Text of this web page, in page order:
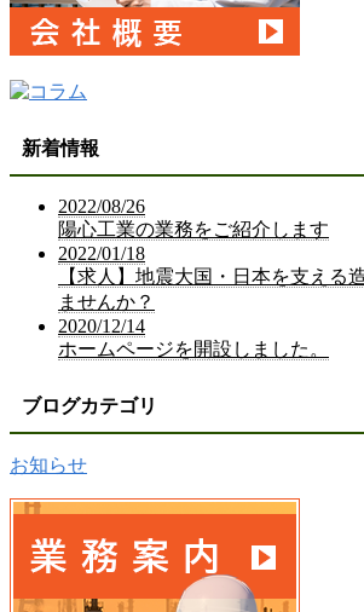
新着情報
2022/08/26
陽心工業の業務をご紹介します
2022/01/18
【求人】地震大国・日本を支える
ませんか？
2020/12/14
ホームページを開設しました。
ブログカテゴリ
お知らせ